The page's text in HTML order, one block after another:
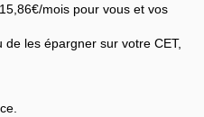
mois pour vous et vos
les épargner sur votre CET,